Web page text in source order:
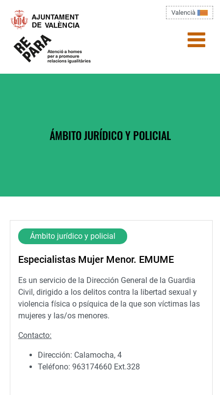
Valencià
ÁMBITO JURÍDICO Y POLICIAL
Ámbito jurídico y policial
Especialistas Mujer Menor. EMUME
Es un servicio de la Dirección General de la Guardia
Civil, dirigido a los delitos contra la libertad sexual y
violencia física o psíquica de la que son víctimas las
mujeres y las/os menores.
Contacto:
Dirección: Calamocha, 4
Teléfono: 963174660 Ext.328